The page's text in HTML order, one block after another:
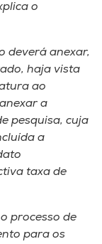
o
deverá anexar,
haja vista
ao
a
pesquisa, cuja
a
taxa de
processo de
para os